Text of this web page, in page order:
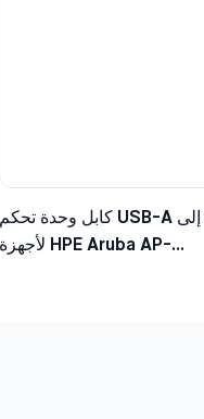
كابل وحدة تحكم USB-A إلى Micro-B
لأجهزة HPE Aruba AP-